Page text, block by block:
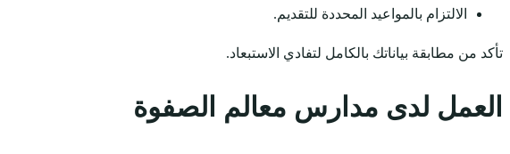
الالتزام بالمواعيد المحددة للتقديم.
تأكد من مطابقة بياناتك بالكامل لتفادي الاستبعاد.
العمل لدى مدارس معالم الصفوة